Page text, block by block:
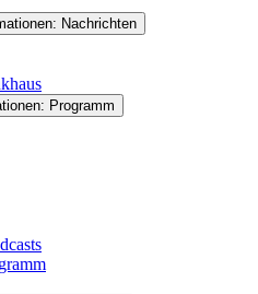
Nachrichten
Programm